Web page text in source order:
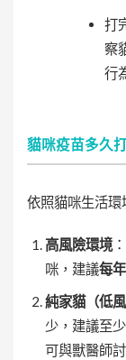
打
察
行
貓咪疫苗多久
依照貓咪生活環
高風險環境
咪，建議每年
純家貓（低風
少，建議至少
可與獸醫師討